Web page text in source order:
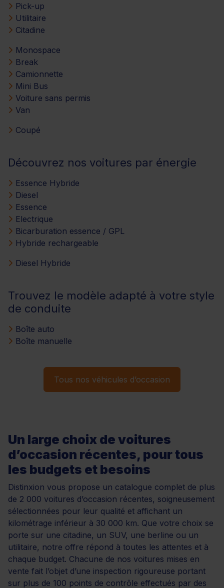
Pick-up
Utilitaire
Citadine
Monospace
Break
Camionnette
Mini Bus
Voiture sans permis
Van
Coupé
Découvrez nos voitures par énergie
Essence Hybride
Diesel
Essence
Electrique
Bicarburation essence / GPL
Hybride rechargeable
Diesel Hybride
Trouvez le modèle adapté à votre style
de conduite
Boîte auto
Boîte manuelle
Tous nos véhicules d’occasion
Un large choix de voitures
d’occasion récentes, pour tous
les budgets et besoins
Distinxion vous propose un catalogue complet de plus
de 2 000 voitures d’occasion récentes, soigneusement
sélectionnées pour leur qualité et affichant un
kilométrage inférieur à 30 000 km. Que votre choix se
porte sur une citadine, un SUV, une berline ou un
utilitaire, notre offre répond à toutes les attentes et à
chaque budget. Chacune de nos voitures mises en
vente fait l’objet d’une inspection rigoureuse portant
sur plus de 100 points de contrôle effectués par des